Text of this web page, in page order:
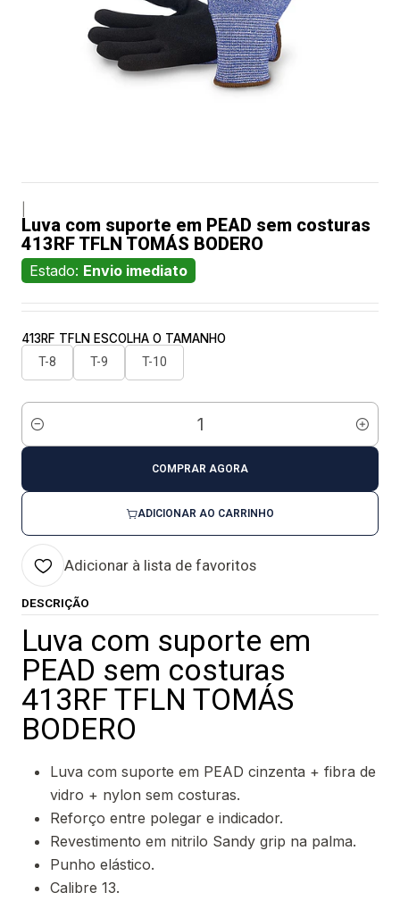
Luva com suporte em PEAD sem costuras
413RF TFLN TOMÁS BODERO
Estado: Envio imediato
413RF TFLN ESCOLHA O TAMANHO
T-8 T-9 T-10
Quantidade
ADICIONAR AO CARRINHO
COMPRAR AGORA
Adicionar à lista de favoritos
DESCRIÇÃO
Luva com suporte em
PEAD sem costuras
413RF TFLN TOMÁS
BODERO
Luva com suporte em PEAD cinzenta + fibra de
vidro + nylon sem costuras.
Reforço entre polegar e indicador.
Revestimento em nitrilo Sandy grip na palma.
Punho elástico.
Calibre 13.